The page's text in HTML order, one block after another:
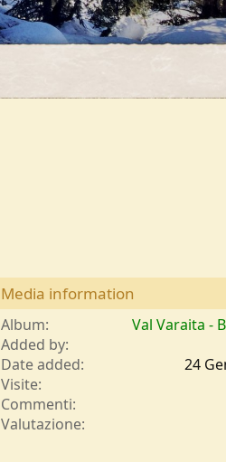
Media information
Album
Val Varaita -
Added by
Date added
24
Visite
Commenti
Valutazione